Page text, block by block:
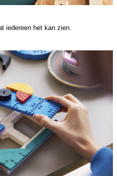
iedereen het kan zien.